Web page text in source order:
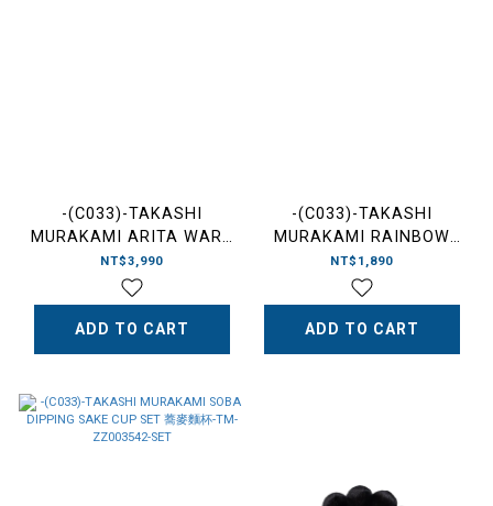
-(C033)-TAKASHI
MURAKAMI ARITA WARE
FLOWER MUG 村上隆 小花
馬克杯 白-TM-ZZ003608
NT$3,990
ADD TO CART
-(C033)-TAKASHI
MURAKAMI RAINBOW
FLOWER FIELD MUG 村上
隆 彩花 馬克杯-TM-
ZZ004242
NT$1,890
ADD TO CART